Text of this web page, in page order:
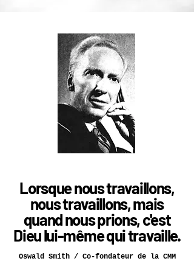
Lorsque nous travaillons,
nous travaillons, mais
quand nous prions, c'est
Dieu lui-même qui travaille.
Oswald Smith / Co-fondateur de la CMM